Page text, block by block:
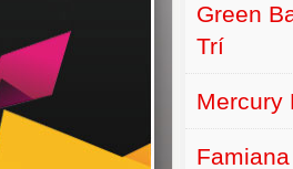
Green
Trí
Mercury